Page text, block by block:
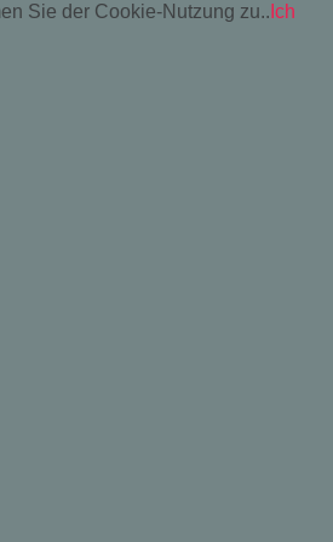
Sie der Cookie-Nutzung zu.. Ich